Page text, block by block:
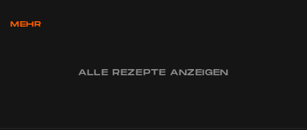
MEHR
ALLE REZEPTE ANZEIGEN